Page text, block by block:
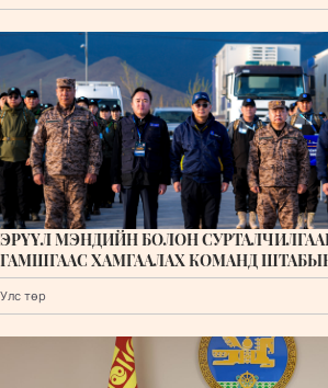
ЭРҮҮЛ МЭНДИЙН БОЛОН
ГАМШГААС ХАМГААЛАХ КОМАНД
ЭХЭЛЛЭЭ
Улс төр